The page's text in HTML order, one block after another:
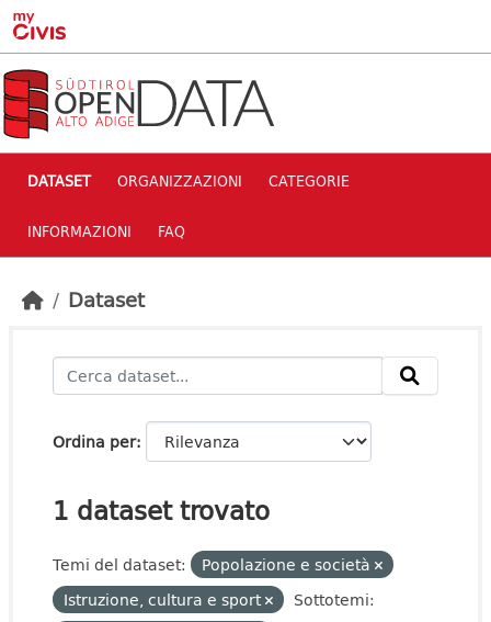
Skip to main content
DATASET ORGANIZZAZIONI CATEGORIE
INFORMAZIONI FAQ
Dataset
Ordina per
1 dataset trovato
Temi del dataset:
Popolazione e società
Istruzione, cultura e sport
Sottotemi: